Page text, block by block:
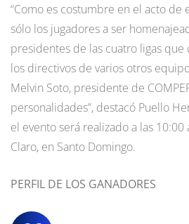
“Como es costumbre en el acto de
sólo los jugadores a ser
presidentes de las cuatro ligas que
los directivos de varios otros
Melvin Soto, presidente de
personalidades”, destacó Puello
el evento será realizado a las
Claro, en Santo Domingo.
PERFIL DE LOS GANADORES